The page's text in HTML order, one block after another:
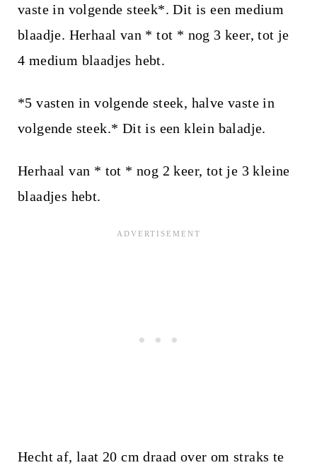
vaste in volgende steek*. Dit is een medium
blaadje. Herhaal van * tot * nog 3 keer, tot je
4 medium blaadjes hebt.
*5 vasten in volgende steek, halve vaste in
volgende steek.* Dit is een klein baladje.
Herhaal van * tot * nog 2 keer, tot je 3 kleine
blaadjes hebt.
Hecht af, laat 20 cm draad over om straks te